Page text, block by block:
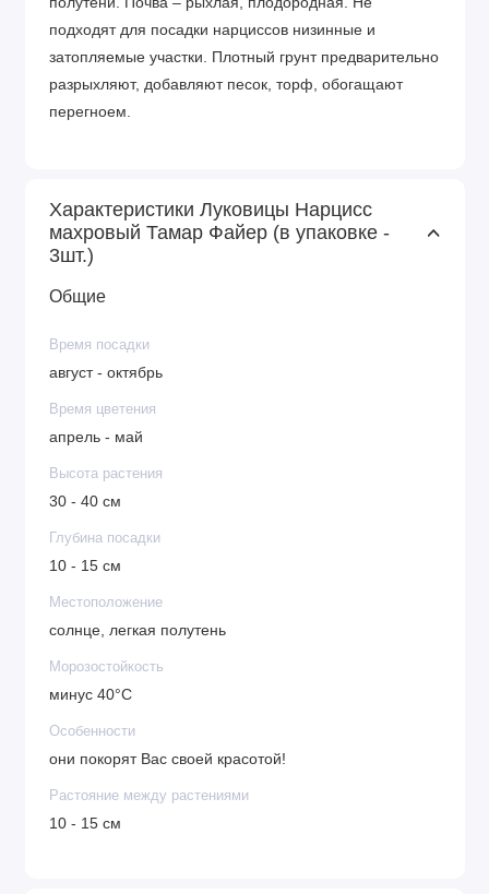
подходят для посадки нарциссов низинные и
затопляемые участки. Плотный грунт предварительно
разрыхляют, добавляют песок, торф, обогащают
перегноем.
Характеристики Луковицы Нарцисс
махровый Тамар Файер (в упаковке -
3шт.)
Общие
Время посадки
август - октябрь
Время цветения
апрель - май
Высота растения
30 - 40 см
Глубина посадки
10 - 15 см
Местоположение
солнце, легкая полутень
Морозостойкость
минус 40°C
Особенности
они покорят Вас своей красотой!
Растояние между растениями
10 - 15 см